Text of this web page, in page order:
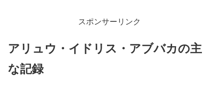
スポンサーリンク
アリュウ・イドリス・アブバカの主
な記録